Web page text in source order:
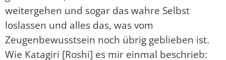
weitergehen und sogar das wahre Selbst
loslassen und alles das, was vom
Zeugenbewusstsein noch übrig geblieben ist.
Wie Katagiri [Roshi] es mir einmal beschrieb: